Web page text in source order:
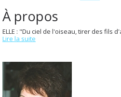
À propos
ELLE : "Du ciel de l'oiseau, tirer des fils
Lire la suite